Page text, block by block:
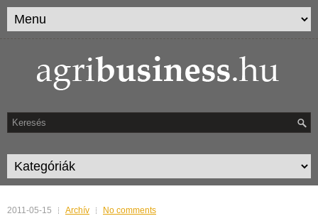
2011-05-15 Archív No comments